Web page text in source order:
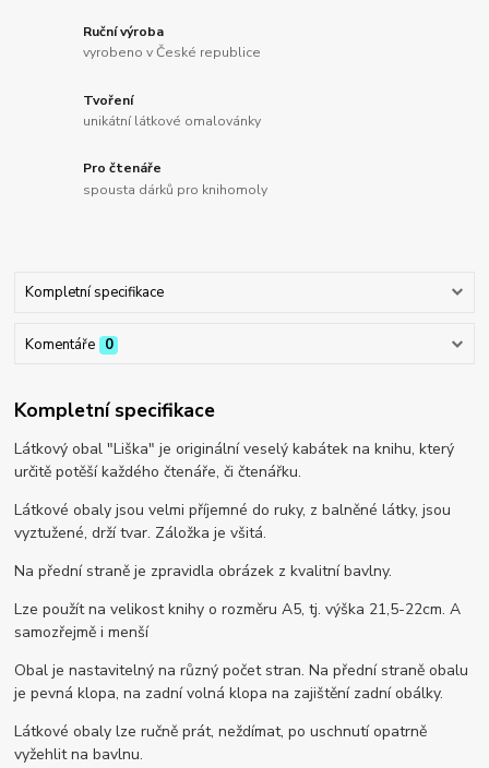
Ruční výroba
vyrobeno v České republice
Tvoření
unikátní látkové omalovánky
Pro čtenáře
spousta dárků pro knihomoly
Kompletní specifikace
Komentáře 0
Kompletní specifikace
Látkový obal "Liška" je originální veselý kabátek na knihu, který
určitě potěší každého čtenáře, či čtenářku.
Látkové obaly jsou velmi příjemné do ruky, z balněné látky, jsou
vyztužené, drží tvar. Záložka je všitá.
Na přední straně je zpravidla obrázek z kvalitní bavlny.
Lze použít na velikost knihy o rozměru A5, tj. výška 21,5-22cm. A
samozřejmě i menší
Obal je nastavitelný na různý počet stran. Na přední straně obalu
je pevná klopa, na zadní volná klopa na zajištění zadní obálky.
Látkové obaly lze ručně prát, neždímat, po uschnutí opatrně
vyžehlit na bavlnu.